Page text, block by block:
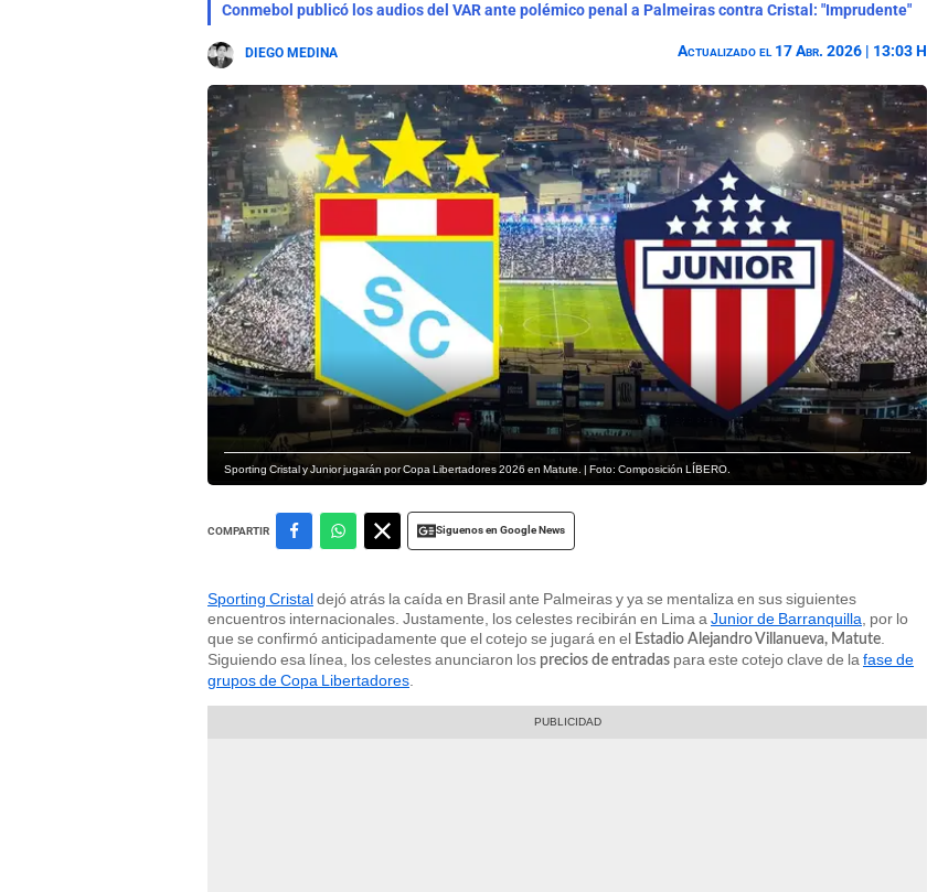
Conmebol publicó los audios del VAR ante polémico penal a Palmeiras contra Cristal: "Imprudente"
DIEGO MEDINA Actualizado el 17 Abr. 2026 | 13:03 H
Sporting Cristal y Junior jugarán por Copa Libertadores 2026 en Matute. | Foto: Composición LÍBERO.
COMPARTIR Siguenos en Google News
Sporting Cristaldejó atrás la caída en Brasil ante Palmeiras y ya se mentaliza en sus siguientes
encuentros internacionales. Justamente, los celestes recibirán en Lima a Junior de Barranquilla , por lo
que se confirmó anticipadamente que el cotejo se jugará en el Estadio Alejandro Villanueva, Matute
Siguiendo esa línea, los celestes anunciaron los precios de entradas para este cotejo clave de la fase de
grupos de Copa Libertadores